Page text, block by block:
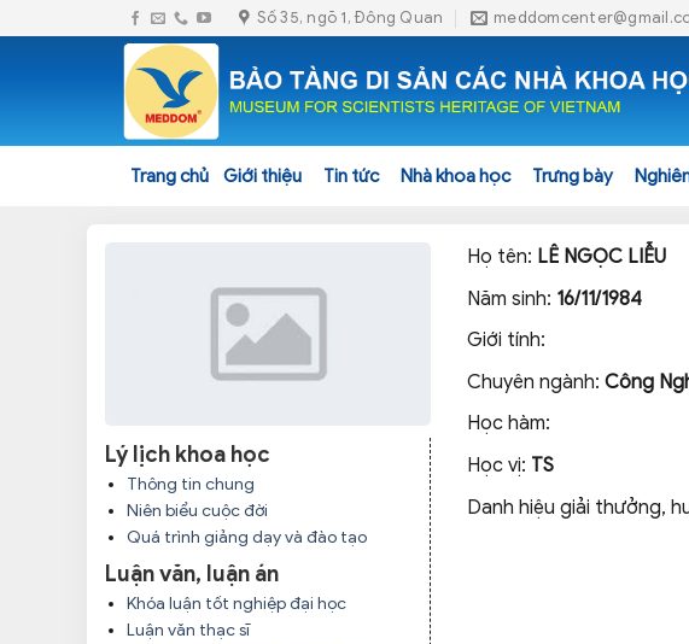
to
Số 35, ngõ 1, Đông Quan
Trang chủ Giới thiệu Tin tức Nhà khoa học Trưng bày
Lý lịch khoa học
Thông tin chung
Niên biểu cuộc đời
Quá trình giảng dạy và đào tạo
Luận văn, luận án
Khóa luận tốt nghiệp đại học
Luận văn thạc sĩ
Họ tên: LÊ NGỌC LIỄU
Năm sinh: 16/11/1984
Giới tính:
Chuyên ngành: Công
Học hàm:
Học vị: TS
Danh hiệu giải thưởng,